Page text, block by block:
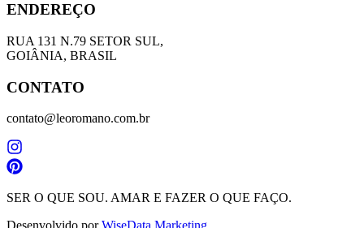
ENDEREÇO
RUA 131 N.79 SETOR SUL,
GOIÂNIA, BRASIL
CONTATO
contato@leoromano.com.br
SER O QUE SOU. AMAR E FAZER O QUE FAÇO.